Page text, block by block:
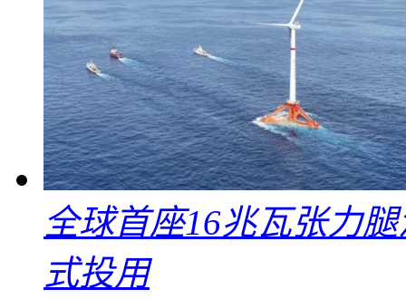
全球首座16兆瓦张力
式投用